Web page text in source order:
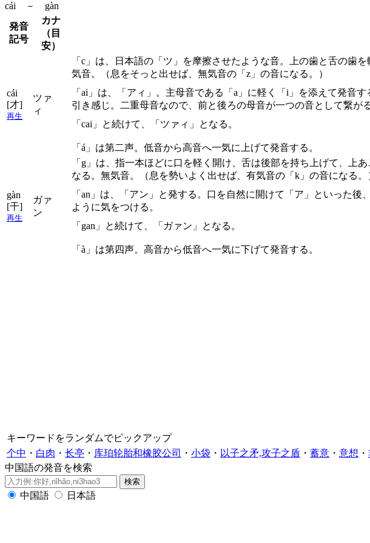
cái － gàn
発音
記号
カナ
（目
安）
cái
[才]
再生
ツァ
ィ
「c」は、日本語の「ツ」を摩擦させたような音。上の歯と舌の歯
気音。（息をそっと出せば、無気音の「z」の音になる。）
「ai」は、「アィ」。主母音である「a」に軽く「i」を添えて発音
引き感じ。二重母音なので、前と後ろの母音が一つの音として繋が
「cai」と続けて、「ツァィ」となる。
「á」は第二声。低音から高音へ一気に上げて発音する。
gàn
[干]
再生
ガァ
ン
「g」は、指一本ほどに口を軽く開け、舌は後部を持ち上げて、上
なる。無気音。（息を勢いよく出せば、有気音の「k」の音になる。
「an」は、「アン」と発する。口を自然に開けて「ア」といった
ように気をつける。
「gan」と続けて、「ガァン」となる。
「à」は第四声。高音から低音へ一気に下げて発音する。
キーワードをランダムでピックアップ
个中 ・ 白肉 ・ 长亭 ・ 库珀轮胎和橡胶公司 ・ 小袋 ・ 以子之矛,攻子之盾 ・ 蓄意 ・ 意想 ・
中国語の発音を検索
中国語 日本語